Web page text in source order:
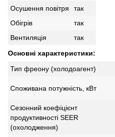
Осушення повітря
так
Обігрів
так
Вентиляція
так
Основні характеристики:
Тип фреону (холодоагент)
Споживана потужність, кВт
Сезонний коефіцієнт
продуктивності SEER
(охолодження)